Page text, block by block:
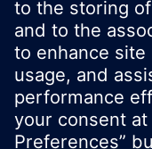
© Siemens
Preise:
MWSt in EUR